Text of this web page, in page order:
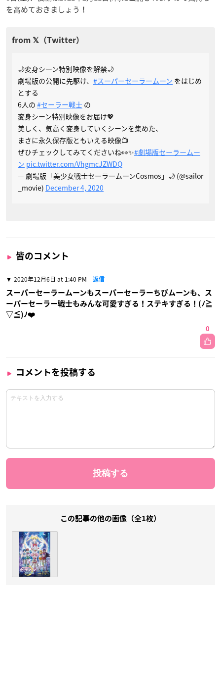
を高めておきましょう！
🌙変身シーン特別映像を解禁🌙
劇場版の公開に先駆け、 #スーパーセーラームーン をはじめ
とする
6人の #セーラー戦士 の
変身シーン特別映像をお届け💖
美しく、気高く変身していくシーンを集めた、
まさに永久保存版ともいえる映像📺
ぜひチェックしてみてくださいね👀✨#劇場版セーラームー
ン pic.twitter.com/VhgmcJZWDQ
— 劇場版「美少女戦士セーラームーンCosmos」🌙 (@sailor
_movie) December 4, 2020
皆のコメント
2020年12月6日 at 1:40 PM 返信
スーパーセーラームーンもスーパーセーラーちびムーンも、ス
ーパーセーラー戦士もみんな可愛すぎる！ステキすぎる！(ﾉ≧
▽≦)ﾉ❤️
0
コメントを投稿する
この記事の他の画像（全1枚）